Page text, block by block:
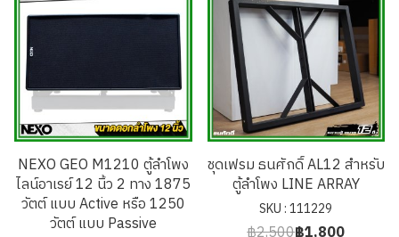
NEXO GEO M1210 ตู้ลำโพง
ไลน์อาเรย์ 12 นิ้ว 2 ทาง 1875
วัตต์ แบบ Active หรือ 1250
วัตต์ แบบ Passive
ชุดเฟรม ธนศักดิ์ AL12 สำหรับ
ตู้ลำโพง LINE ARRAY
SKU : 111229